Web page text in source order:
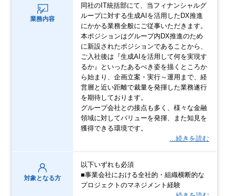
業務内容
同社のIT統括部にて、当フィナンシャルグ
ループに対する生成AIを活用したDX推進
にかかる業務全般にご従事いただきます。
本ポジションはグループ内DX推進のため
に新設されたポジションであることから、
ご入社後は『生成AIを活用して何を実現す
るか』といったあるべき姿を描くところか
ら始まり、企画立案・実行～運用まで、経
営層と近い距離で裁量を発揮した業務遂行
を期待しております。
グループ会社との接点も多く、様々な金融
領域に対してバリューを発揮、また知見を
獲得できる環境です。
…続きを読む
対象となる方
以下いずれも必須
■事業会社における全社的・組織横断的な
プロジェクトのマネジメント経験